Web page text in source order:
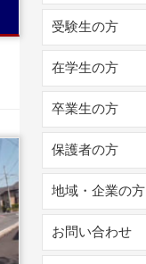
受験生の方
在学生の方
卒業生の方
保護者の方
地域・企業の方
お問い合わせ